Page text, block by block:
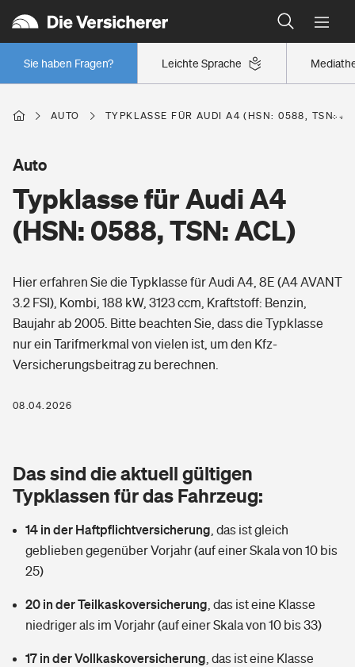
Leichte Sprache
Sie haben Fragen?
Wer versichert was: Jetzt Versicherer finden
Regionalklassen: So ist Ihre Region eingestuft
Wer versichert was: Jetzt Versicherer finden
Berufsunfähigkeitsversicherung
Erwerbsunfähigkeitsversicherung
Grundfähigkeitsversicherung
Arbeitsrechtsschutz
Berufshaftpflichtversicherung
Zur Übersicht
Tools
Wer versichert was: Jetzt Versicherer finden
Sie haben Fragen?
Wohnen
Glasversicherung
Mietkautionsversicherung
Restkreditversicherung
Freizeit
Pri­vate Haft­pflicht­
Kinderunfall­ver­si­che­rung
Kinderinvalidität
Hundehalter-Haftpflicht
Gesundheit
Private Krankenversicherung
Dread-Disease-Versicherung
Tierkrankenversicherung
Zur Übersicht
Tools
AUTO TYPKLASSE FÜR AUDI A4 (HSN: 0588, TSN:
Typklasse für Audi A4
(HSN: 0588, TSN: ACL)
Auto
Hier erfahren Sie die Typklasse für Audi A4, 8E (A4 AVANT
3.2 FSI), Kombi, 188 kW, 3123 ccm, Kraftstoff: Benzin,
Baujahr ab 2005. Bitte beachten Sie, dass die Typklasse
nur ein Tarifmerkmal von vielen ist, um den Kfz-
Versicherungsbeitrag zu berechnen.
08.04.2026
Das sind die aktuell gültigen
Typklassen für das Fahrzeug:
14 in der Haftpflichtversicherung das ist gleich
geblieben gegenüber Vorjahr (auf einer Skala von 10 bis
25)
20 in der Teilkaskoversicherung das ist eine Klasse
niedriger als im Vorjahr (auf einer Skala von 10 bis 33)
17 in der Vollkaskoversicherung das ist eine Klasse